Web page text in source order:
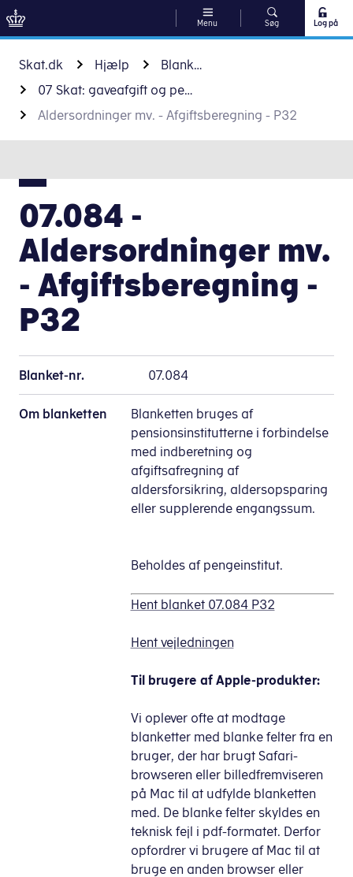
Gå til indhold
Menu Søg Log på
Skat.dk Hjælp
Blanketter
07 Skat: gaveafgift og pensioner
Aldersordninger mv. - Afgiftsberegning - P32
07.084 -
Aldersordninger mv.
- Afgiftsberegning -
P32
Blanket-nr. 07.084
Om blanketten
Blanketten bruges af
pensionsinstitutterne i forbindelse
med indberetning og
afgiftsafregning af
aldersforsikring, aldersopsparing
eller supplerende engangssum.
Beholdes af pengeinstitut.
Hent blanket 07.084 P32
Hent vejledningen
Til brugere af Apple-produkter:
Vi oplever ofte at modtage
blanketter med blanke felter fra en
bruger, der har brugt Safari-
browseren eller billedfremviseren
på Mac til at udfylde blanketten
med. De blanke felter skyldes en
teknisk fejl i pdf-formatet. Derfor
opfordrer vi brugere af Mac til at
bruge en anden browser eller